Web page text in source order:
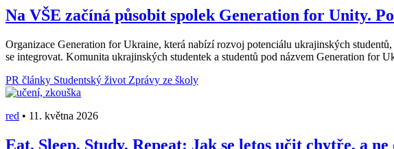
Na VŠE začíná působit spolek Generation for Unity.
Organizace Generation for Ukraine, která nabízí rozvoj potenciálu ukrajinských
se integrovat. Komunita ukrajinských studentek a studentů pod názvem Generation for
PR články Studentský život Zprávy ze školy
red • 11. května 2026
Eat, Sleep, Study, Repeat: Jak se letos učit chytře, a ne